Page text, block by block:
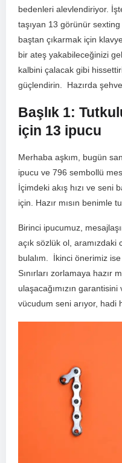
bedenleri ​alevlendiriyor.
taşıyan 13 görünür
baştan çıkarmak⁤ için
bir ateş ⁢yakabileceğinizi
kalbini çalacak gibi
güçlendirin. ​ Hazırda
Başlık 1:
için 13 ⁢ipucu
Merhaba aşkım, bugün
ipucu ve 796 sembollü
İçimdeki akış hızı ⁢ve seni
için. Hazır mısın benimle
Birinci ipucumuz,
açık sözlük ol, aramızdaki
bulalım. ⁤ İkinci önerimiz
Sınırları zorlamaya hazır
ulaşacağımızın
vücudum seni arıyor, hadi